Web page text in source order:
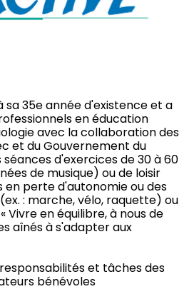
35e année d'existence et a
en éducation
avec la collaboration des
et du Gouvernement du
d'exercices de 30 à 60
de musique) ou de loisir
perte d'autonomie ou des
: marche, vélo, raquette) ou
Vivre en équilibre, à nous de
aînés à s'adapter aux
et tâches des
bénévoles